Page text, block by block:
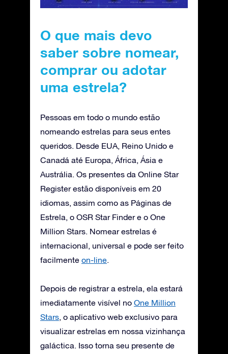
O que mais devo
saber sobre nomear,
comprar ou adotar
uma estrela?
Pessoas em todo o mundo estão
nomeando estrelas para seus entes
queridos. Desde EUA, Reino Unido e
Canadá até Europa, África, Ásia e
Austrália. Os presentes da Online Star
Register estão disponíveis em 20
idiomas, assim como as Páginas de
Estrela, o OSR Star Finder e o One
Million Stars. Nomear estrelas é
internacional, universal e pode ser feito
facilmente on-line.
Depois de registrar a estrela, ela estará
imediatamente visível no One Million
Stars, o aplicativo web exclusivo para
visualizar estrelas em nossa vizinhança
galáctica. Isso torna seu presente de